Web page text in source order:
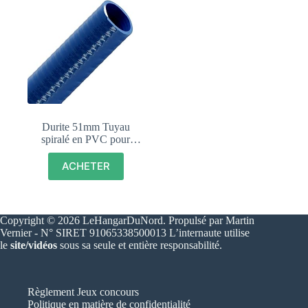
Durite 51mm Tuyau
spiralé en PVC pour
hydrocarbures, carburant,
essence, diesel, fioul, huile
ACHETER
Copyright © 2026 LeHangarDuNord. Propulsé par Martin
Vernier - N° SIRET 91065338500013 L’internaute utilise
le site/vidéos sous sa seule et entière responsabilité.
Règlement Jeux concours
Politique en matière de confidentialité